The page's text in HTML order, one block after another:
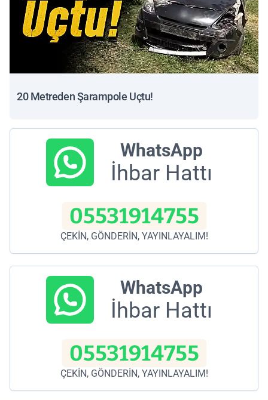
20 Metreden Şarampole Uçtu!
WhatsApp
İhbar Hattı
05531914755
ÇEKİN, GÖNDERİN, YAYINLAYALIM!
WhatsApp
İhbar Hattı
05531914755
ÇEKİN, GÖNDERİN, YAYINLAYALIM!